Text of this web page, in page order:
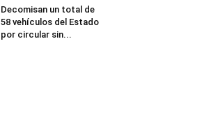
Decomisan un total de
58 vehículos del Estado
por circular sin...